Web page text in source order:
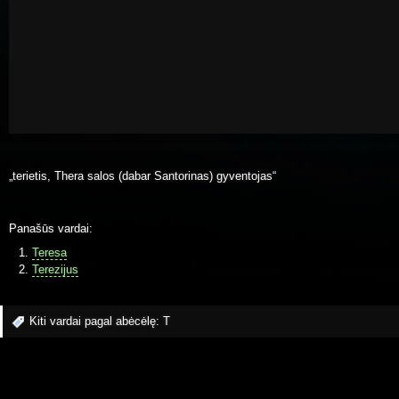
„terietis, Thera salos (dabar Santorinas) gyventojas“
Panašūs vardai:
Teresa
Terezijus
Kiti vardai pagal abėcėlę: T